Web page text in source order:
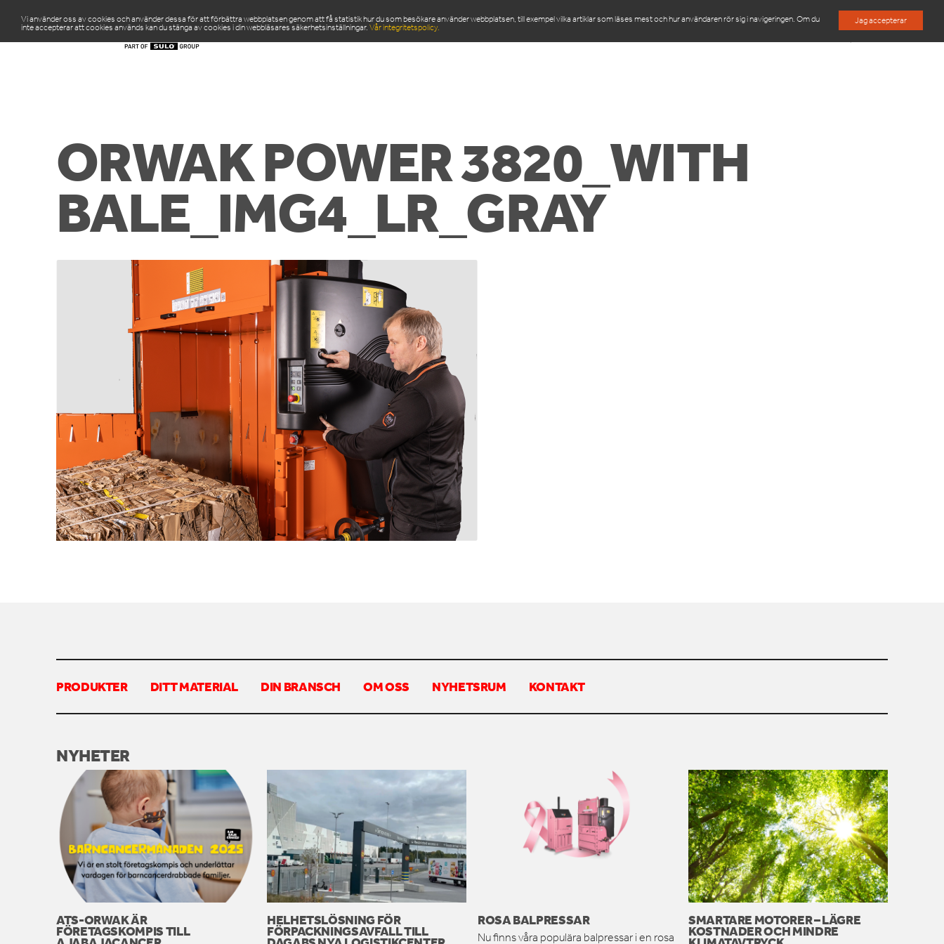
Jag accepterar
Vi använder oss av cookies och använder dessa för att förbättra webbplatsen genom att få statistik hur du som besökare använder webbplatsen, till exempel vilka artiklar som läses mest och hur användaren rör sig i navigeringen. Om du
inte accepterar att cookies används kan du stänga av cookies i din webbläsares säkerhetsinställningar.Vår integritetspolicy.
PRODUKTER SERVICE & RESERVDELAR
ORWAK POWER 3820_WITH
BALE_IMG4_LR_GRAY
PRODUKTER DITT MATERIAL DIN BRANSCH OM OSS NYHETSRUM KONTAKT
NYHETER
ATS-ORWAK ÄR
FÖRETAGSKOMPIS TILL
HELHETSLÖSNING FÖR
FÖRPACKNINGSAVFALL TILL
ROSA BALPRESSAR
Nu finns våra populära balpressar i en rosa
SMARTARE MOTORER – LÄGRE
KOSTNADER OCH MINDRE